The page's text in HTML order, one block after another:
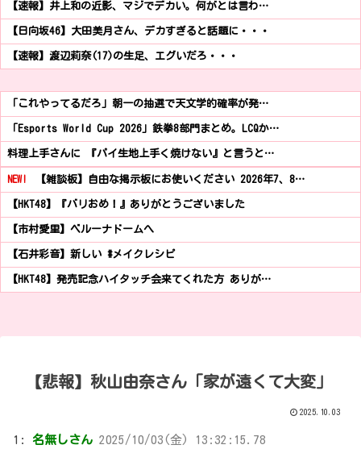
【速報】井上和の近影、マジでデカい。何がとは言わ…
【日向坂46】大田美月さん、デカすぎると話題に・・・
【速報】渡辺莉奈(17)の生足、エグいだろ・・・
「これやってるだろ」朝一の抽選で天文学的確率が発…
「Esports World Cup 2026」鉄拳8部門まとめ。LCQか…
料理上手さんに 『パイ生地上手く焼けない』と言うと…
NEW! 【雑談板】自由な掲示板にお使いください 2026年7、8…
【HKT48】『バリおめ！』ありがとうございました
【市村愛里】ベルーナドームへ
【石井彩音】新しい #メイクレシピ
【HKT48】発売記念ハイタッチ会来てくれた方 ありが…
【悲報】秋山由奈さん「家が遠くて大変」
2025.10.03
1: 名無しさん 2025/10/03(金) 13:32:15.78